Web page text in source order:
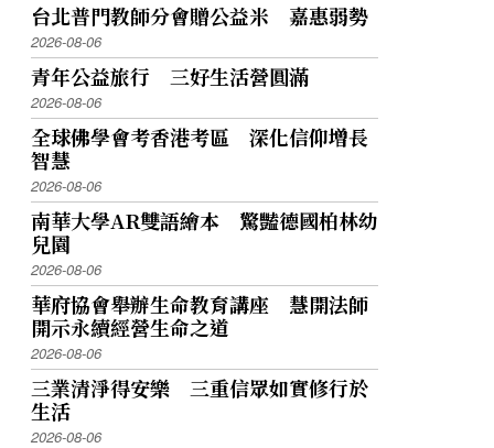
台北普門教師分會贈公益米 嘉惠弱勢
2026-08-06
青年公益旅行 三好生活營圓滿
2026-08-06
全球佛學會考香港考區 深化信仰增長
智慧
2026-08-06
南華大學AR雙語繪本 驚豔德國柏林幼
兒園
2026-08-06
華府協會舉辦生命教育講座 慧開法師
開示永續經營生命之道
2026-08-06
三業清淨得安樂 三重信眾如實修行於
生活
2026-08-06